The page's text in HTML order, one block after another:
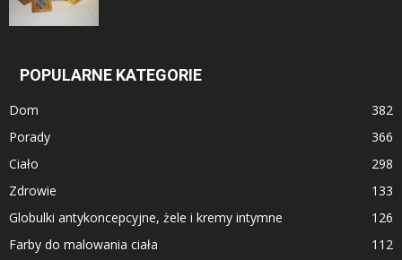
POPULARNE KATEGORIE
Dom
382
Porady
366
Ciało
298
Zdrowie
133
Globulki antykoncepcyjne, żele i kremy intymne
126
Farby do malowania ciała
112